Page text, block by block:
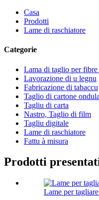
Casa
Prodotti
Lame di raschiatore
Categorie
Lama di taglio per
Lavorazione di u legnu
Fabricazione di tabaccu
Taglio di cartone
Tagliu di carta
Nastro, Taglio di film
Tagliu digitale
Lame di raschiatore
Fattu à misura
Prodotti
Lame per